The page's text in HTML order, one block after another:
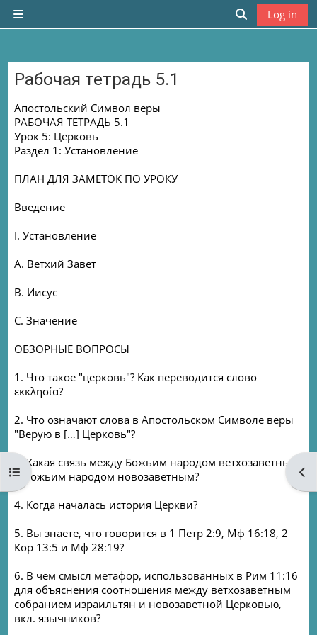
Skip to main content
Side panel
Toggle
Log in
Open course index
Рабочая тетрадь 5.1
Completion requirements
Апостольский Символ веры
РАБОЧАЯ ТЕТРАДЬ 5.1
Урок 5: Церковь
Раздел 1: Установление
ПЛАН ДЛЯ ЗАМЕТОК ПО УРОКУ
Введение
I. Установление
A. Ветхий Завет
B. Иисус
C. Значение
ОБЗОРНЫЕ ВОПРОСЫ
1. Что такое "церковь"? Как переводится слово
εκκλησία?
2. Что означают слова в Апостольском Символе веры
"Верую в […] Церковь"?
3. Какая связь между Божьим народом ветхозаветным
и Божьим народом новозаветным?
4. Когда началась история Церкви?
5. Вы знаете, что говорится в 1 Петр 2:9, Mф 16:18, 2
Кор 13:5 и Mф 28:19?
6. В чем смысл метафор, использованных в Рим 11:16
для объяснения соотношения между ветхозаветным
собранием израильтян и новозаветной Церковью,
вкл. язычников?